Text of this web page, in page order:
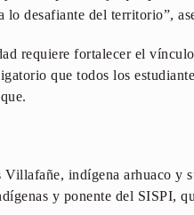
desafiante del territorio”,
requiere fortalecer el
que todos los
indígena arhuaco y
y ponente del SISPI,